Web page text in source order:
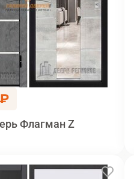
Флагман Z